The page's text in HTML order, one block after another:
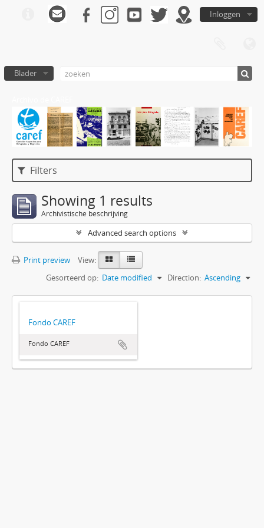
Inloggen
Blader
Filters
Showing 1 results
Archivistische beschrijving
Advanced search options
Print preview
View:
Gesorteerd op: Date modified Direction: Ascending
Fondo CAREF
Fondo CAREF